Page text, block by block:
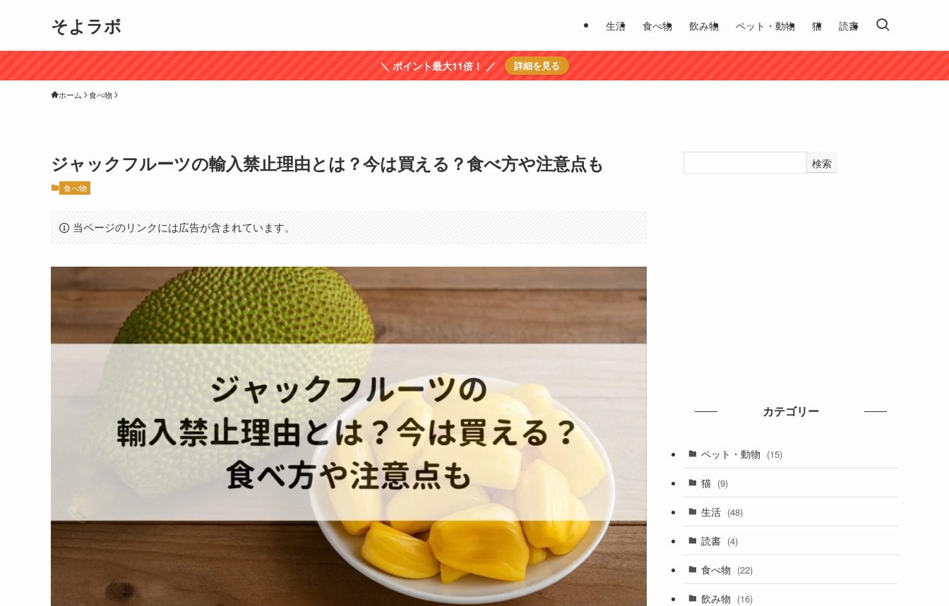
そよラボ 生活 食べ物 飲み物 ペット・動物 猫 読書
＼ ポイント最大11倍！ ／ 詳細を見る
ホーム 食べ物
ジャックフルーツの輸入禁止理由とは？今は買える？食べ方や注意点も
食べ物
当ページのリンクには広告が含まれています。
検索
カテゴリー
ペット・動物 (15)
猫 (9)
生活 (48)
読書 (4)
食べ物 (22)
飲み物 (16)